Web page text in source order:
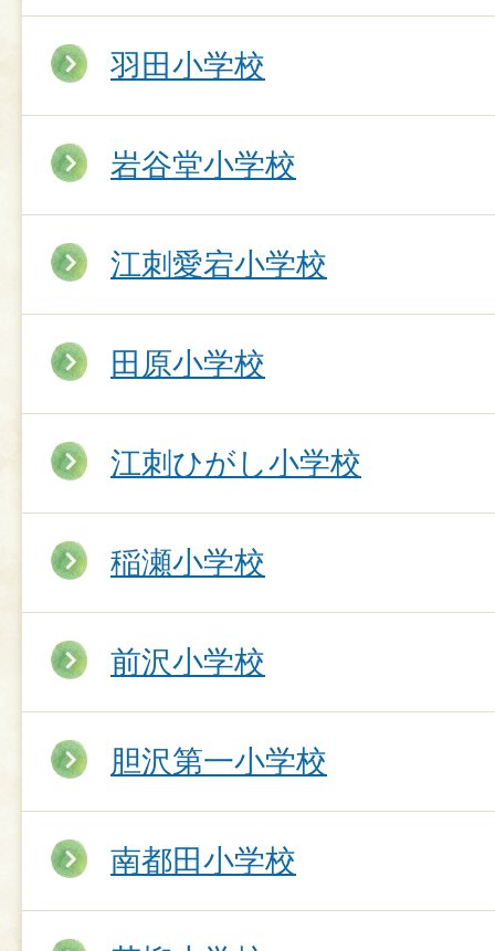
羽田小学校
岩谷堂小学校
江刺愛宕小学校
田原小学校
江刺ひがし小学校
稲瀬小学校
前沢小学校
胆沢第一小学校
南都田小学校